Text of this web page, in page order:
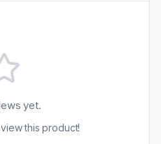
yet.
this product!